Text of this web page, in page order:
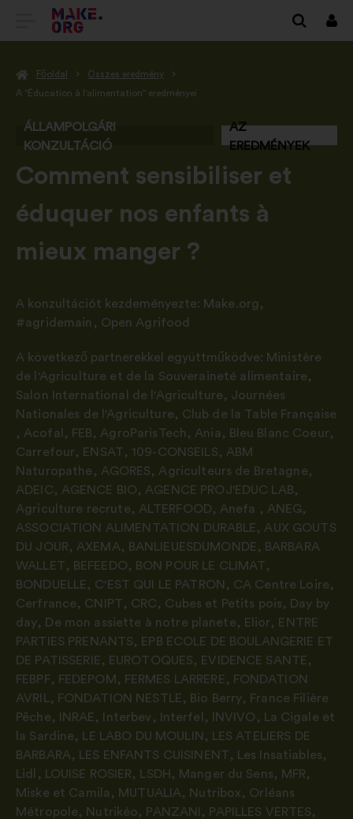
TOVÁBB
MAKE.ORG
FŐOLDALÁRA
Főoldal
Összes eredmény
A "Éducation à l'alimentation" eredményei
ÁLLAMPOLGÁRI
KONZULTÁCIÓ
AZ
EREDMÉNYEK
-
Comment sensibiliser et
éduquer nos enfants à
mieux manger ?
A konzultációt kezdeményezte: Make.org ,
#agridemain , Open Agrifood
A következő partnerekkel együttműködve: Ministère
de l'Agriculture et de la Souveraineté alimentaire,
Salon International de l'Agriculture, Journées
Nationales de l'Agriculture, Club de la Table Française
, Acofal , FEB, AgroParisTech , Ania , Bleu Blanc Coeur,
Carrefour, ENSAT, 109-CONSEILS, ABM
Naturopathe , AGORES, Agriculteurs de Bretagne,
ADEIC, AGENCE BIO, AGENCE PROJ'EDUC LAB,
Agriculture recrute, ALTERFOOD, Anefa , ANEG,
ASSOCIATION ALIMENTATION DURABLE, AUX GOUTS
DU JOUR, AXEMA, BANLIEUESDUMONDE, BARBARA
WALLET, BEFEEDO, BON POUR LE CLIMAT,
BONDUELLE, C'EST QUI LE PATRON , CA Centre Loire,
Cerfrance, CNIPT, CRC, Cubes et Petits pois, Day by
day, De mon assiette à notre planete, Elior, ENTRE
PARTIES PRENANTS, EPB ECOLE DE BOULANGERIE ET
DE PATISSERIE, EUROTOQUES, EVIDENCE SANTE,
FEBPF, FEDEPOM , FERMES LARRERE, FONDATION
AVRIL
, FONDATION NESTLE, Bio Berry, France Filière
Pêche, INRAE, Interbev, Interfel , INVIVO ,
La Cigale et
la Sardine, LE LABO DU MOULIN ,
LES ATELIERS DE
BARBARA, LES ENFANTS CUISINENT, Les Insatiables,
Lidl
, LOUISE ROSIER, LSDH , Manger du Sens, MFR,
Miske et Camila , MUTUALIA, Nutribox, Orléans
Métropole, Nutrikéo, PANZANI , PAPILLES VERTES,